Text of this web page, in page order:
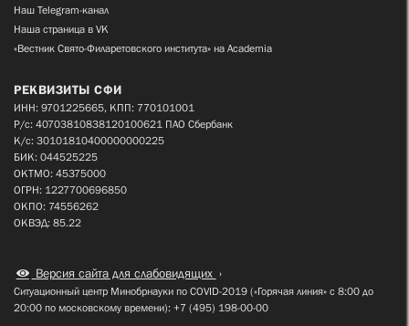
Наш Telegram-канал
Наша страница в VK
«Вестник Свято-Филаретовского института» на Academia
РЕКВИЗИТЫ СФИ
ИНН: 9701225665, КПП: 770101001
Р/с: 40703810838120100621 ПАО Сбербанк
К/с: 30101810400000000225
БИК: 044525225
ОКТМО: 45375000
ОГРН: 1227700696850
ОКПО: 74556262
ОКВЭД: 85.22
Версия сайта для слабовидящих
Ситуационный центр Минобрнауки по COVID-2019 («Горячая линия» с 8:00 до
20:00 по московскому времени): +7 (495) 198-00-00